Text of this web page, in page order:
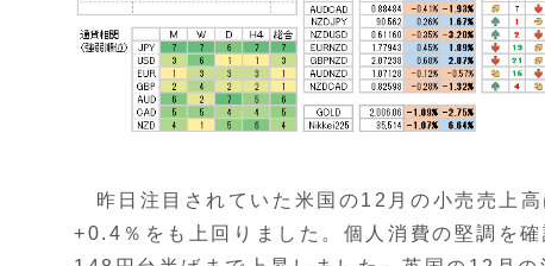
昨日注目されていた米国の12月の小売売上
+0.4％をも上回りました。個人消費の堅調を